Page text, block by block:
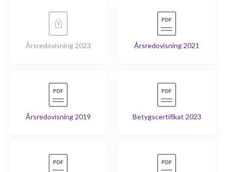
Årsredovisning 2023 Årsredovisning 2021
Årsredovisning 2019 Betygscertifikat 2023